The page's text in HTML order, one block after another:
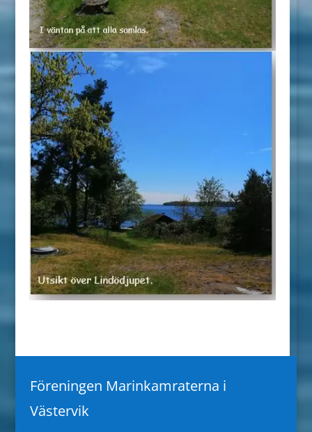
Föreningen Marinkamraterna i
Västervik